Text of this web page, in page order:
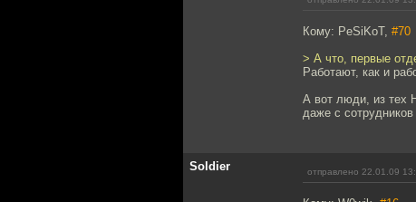
Кому: PeSiKoT, #70
> А что, первые
Работают, как и
А вот люди, из тех
даже с
Soldier отправлено 22.01.09